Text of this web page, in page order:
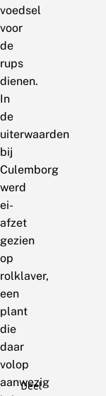
voedsel
voor
de
rups
dienen.
In
de
uiterwaarden
bij
Culemborg
werd
ei-
afzet
gezien
op
rolklaver,
een
plant
die
daar
volop
aanwezig
Deel